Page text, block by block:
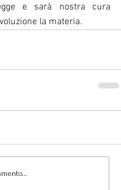
e sarà nostra cura
la materia.